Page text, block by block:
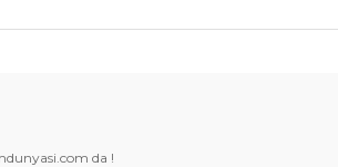
tarafımıza iletebilirsiniz.
da !